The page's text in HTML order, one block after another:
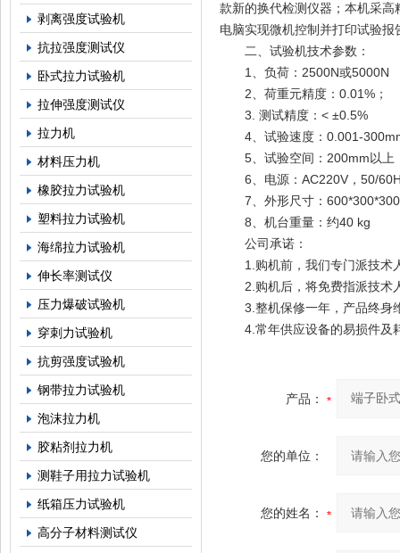
剥离强度试验机
抗拉强度测试仪
卧式拉力试验机
拉伸强度测试仪
拉力机
材料压力机
橡胶拉力试验机
塑料拉力试验机
海绵拉力试验机
伸长率测试仪
压力爆破试验机
穿刺力试验机
抗剪强度试验机
钢带拉力试验机
泡沫拉力机
胶粘剂拉力机
测鞋子用拉力试验机
纸箱压力试验机
高分子材料测试仪
款新的换代检测仪器；本机采
电脑实现微机控制并打印试验报
二、试验机技术参数：
1、负荷：2500N或5000N
2、荷重元精度：0.01%；
3. 测试精度：< ±0.5%
4、试验速度：0.001-
5、试验空间：200mm以上
6、电源：AC220V，50/
7、外形尺寸：
8、机台重量：约40 kg
公司承诺：
1.购机前，我们专门派技术
2.购机后，将免费指派技术
3.整机保修一年，产品终身
4.常年供应设备的易损件及
产品：
您的单位：
您的姓名：